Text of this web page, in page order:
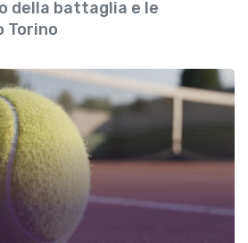
della battaglia e le
Torino